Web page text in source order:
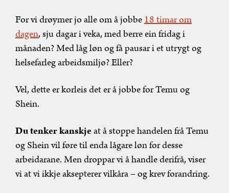
For vi drøymer jo alle om å jobbe18 timar om
dagen, sju dagar i veka, med berre ein fridag i
månaden? Med låg løn og få pausar i et utrygt og
helsefarleg arbeidsmiljø? Eller?
Vel, dette er korleis det er å jobbe for Temu og
Shein.
Du tenkerkanskjeat å stoppe handelen frå Temu
og Shein vil føre til enda lågare løn for desse
arbeidarane. Men droppar vi å handle derifrå, viser
vi at vi ikkje aksepterer vilkåra – og krev forandring.